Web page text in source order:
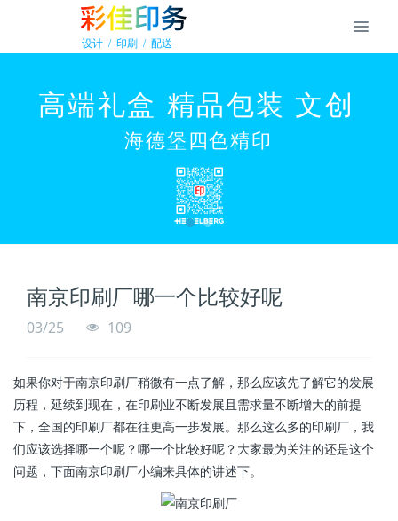
南京印刷厂哪一个比较好呢
03/25 109
如果你对于南京印刷厂稍微有一点了解，那么应该先了解它的发展
历程，延续到现在，在印刷业不断发展且需求量不断增大的前提
下，全国的印刷厂都在往更高一步发展。那么这么多的印刷厂，我
们应该选择哪一个呢？哪一个比较好呢？大家最为关注的还是这个
问题，下面南京印刷厂小编来具体的讲述下。